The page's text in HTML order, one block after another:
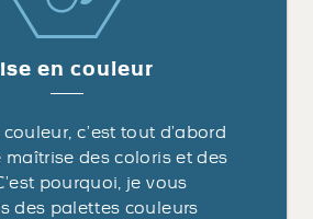
en couleur
c’est tout d’abord
maîtrise des coloris et des
pourquoi, je vous
des palettes couleurs